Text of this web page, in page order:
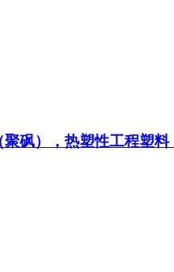
砜），热塑性工程塑